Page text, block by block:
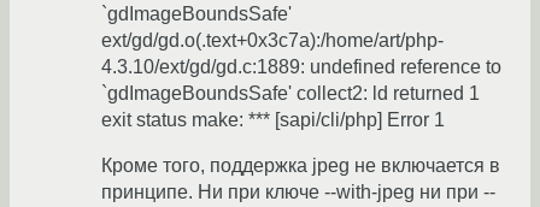
`gdImageBoundsSafe'
ext/gd/gd.o(.text+0x3c7a):/home/art/php-
4.3.10/ext/gd/gd.c:1889: undefined reference to
`gdImageBoundsSafe' collect2: ld returned 1
exit status make: *** [sapi/cli/php] Error 1
Кроме того, поддержка jpeg не включается в
принципе. Ни при ключе --with-jpeg ни при --